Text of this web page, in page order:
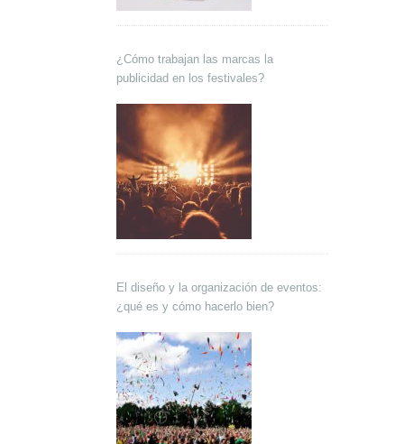
¿Cómo trabajan las marcas la
publicidad en los festivales?
El diseño y la organización de eventos:
¿qué es y cómo hacerlo bien?